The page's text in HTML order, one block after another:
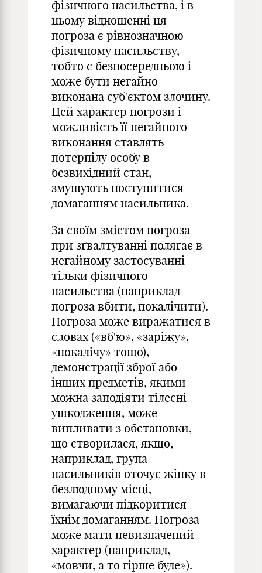
фізичного насильства, і в
цьому відношенні ця
погроза є рівнозначною
фізичному насильству,
тобто є безпосередньою і
може бути негайно
виконана суб'єктом злочину.
Цей характер погрози і
можливість її негайного
виконання ставлять
потерпілу особу в
безвихідний стан,
змушують поступитися
домаганням насильника.
За своїм змістом погроза
при зґвалтуванні полягає в
негайному застосуванні
тільки фізичного
насильства (наприклад
погроза вбити, покалічити).
Погроза може виражатися в
словах («вб'ю», «заріжу»,
«покалічу» тощо),
демонстрації зброї або
інших предметів, якими
можна заподіяти тілесні
ушкодження, може
випливати з обстановки,
що створилася, якщо,
наприклад, група
насильників оточує жінку в
безлюдному місці,
вимагаючи підкоритися
їхнім домаганням. Погроза
може мати невизначений
характер (наприклад,
«мовчи, а то гірше буде»).